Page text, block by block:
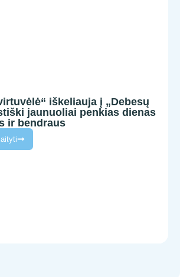
iškeliauja į „Debesų
jaunuoliai penkias dienas
ir bendraus